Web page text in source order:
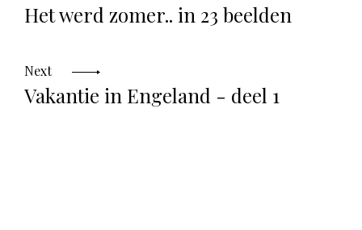
Het werd zomer.. in 23 beelden
Next
Vakantie in Engeland - deel 1